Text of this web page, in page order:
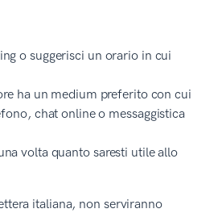
o suggerisci un orario in cui
ha un medium preferito con cui
chat online o messaggistica
volta quanto saresti utile allo
italiana, non serviranno